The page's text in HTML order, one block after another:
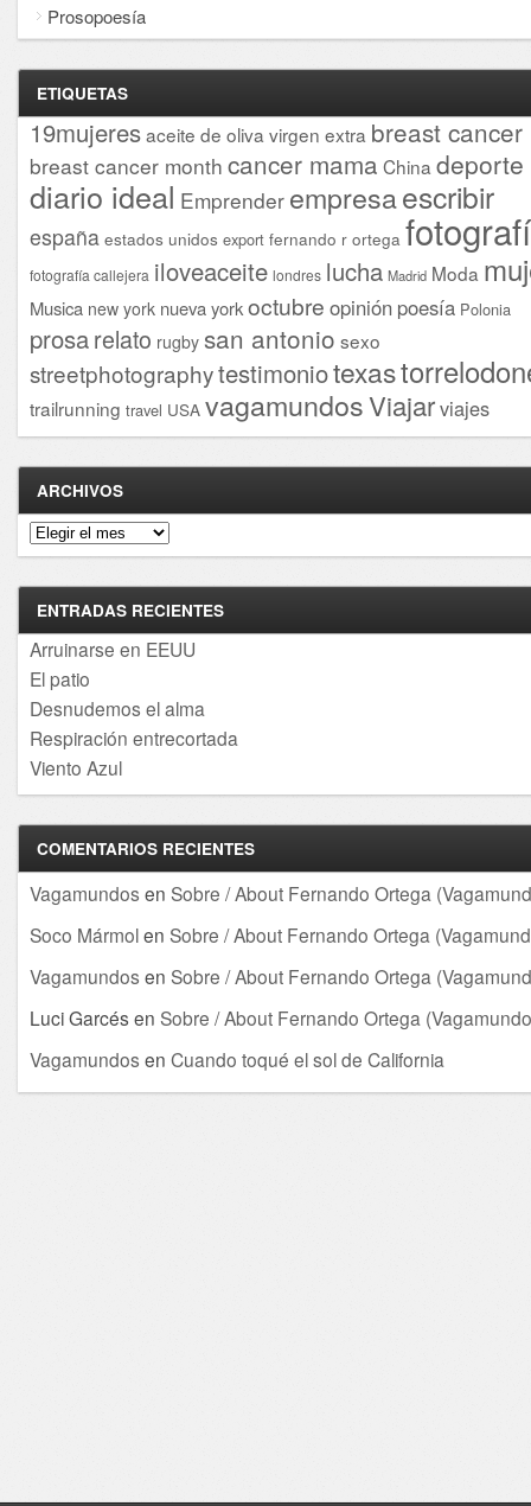
Prosopoesía
ETIQUETAS
19mujeresaceite de oliva virgen extra breast cancer
breast cancer month cancer mama China deporte
diario ideal Emprender empresaescribir
españa estados unidos export fernando r ortega
fotografía callejera iloveaceite londres lucha Madrid Moda
Musica new york nueva yorkoctubre opinión poesía Polonia
prosarelato rugby san antonio sexo
streetphotographytestimoniotexas
trailrunning travel USA vagamundosViajarviajes
ARCHIVOS
Archivos
ENTRADAS RECIENTES
Arruinarse en EEUU
El patio
Desnudemos el alma
Respiración entrecortada
Viento Azul
COMENTARIOS RECIENTES
Vagamundos en Sobre / About Fernando Ortega
Soco Mármolen Sobre / About Fernando Ortega
Vagamundos en Sobre / About Fernando Ortega
Luci Garcés en Sobre / About Fernando Ortega
Vagamundos en Cuando toqué el sol de California